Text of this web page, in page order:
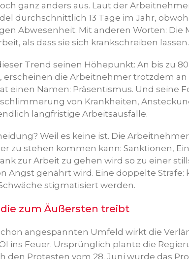
ganz anders aus. Laut der
durchschnittlich 13 Tage im Jahr,
Abwesenheit. Mit anderen Worten: Die
als dass sie sich krankschreiben lassen.
Trend seinen Höhepunkt: An bis zu
erscheinen die Arbeitnehmer trotzdem
einen Namen: Präsentismus. Und seine
von Krankheiten,
langfristige Arbeitsausfälle.
Weil es keine ist. Die
zu stehen kommen kann: Sanktionen,
zur Arbeit zu gehen wird so zu einer
Angst genährt wird. Eine doppelte Strafe:
stigmatisiert werden.
zum Äußersten treibt
angespannten Umfeld wirkt die
ins Feuer. Ursprünglich plante die
den Protesten vom 28. Juni wurde das